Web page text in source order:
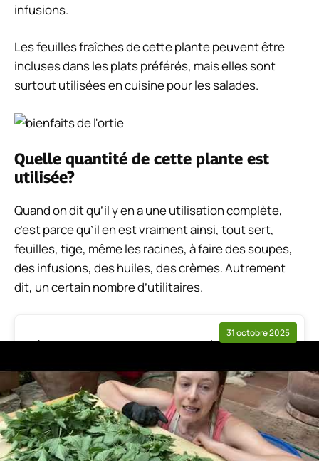
infusions.
Les feuilles fraîches de cette plante peuvent être
incluses dans les plats préférés, mais elles sont
surtout utilisées en cuisine pour les salades.
Quelle quantité de cette plante est
utilisée?
Quand on dit qu’il y en a une utilisation complète,
c’est parce qu’il en est vraiment ainsi, tout sert,
feuilles, tige, même les racines, à faire des soupes,
des infusions, des huiles, des crèmes. Autrement
dit, un certain nombre d’utilitaires.
31 octobre 2025
Où jeter ses semelles orthopédiques ?
0 commentaires
Utilisations de l’ortie au jardin